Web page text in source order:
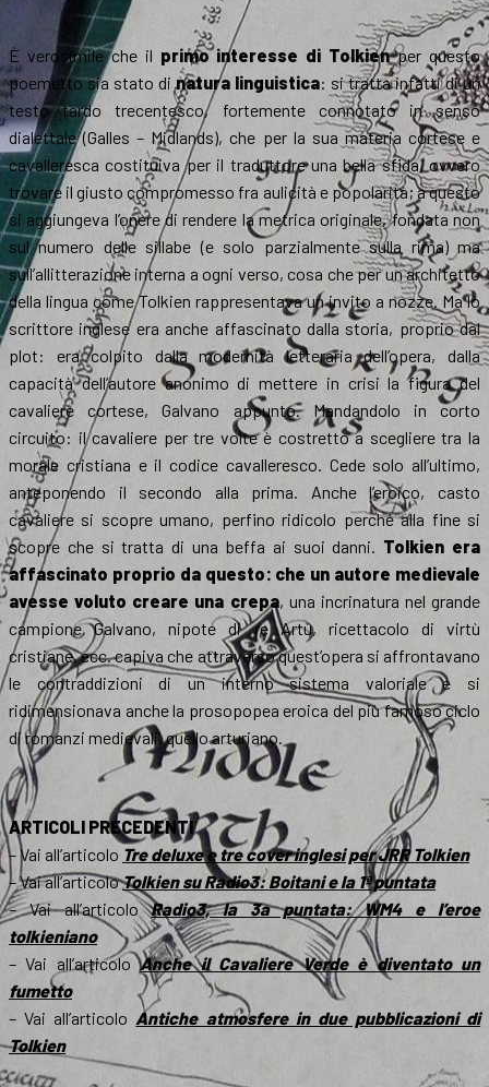
È verosimile che il primo interesse di Tolkienper questo
poemetto sia stato dinatura linguistica: si tratta infatti di un
testo tardo trecentesco, fortemente connotato in senso
dialettale (Galles – Midlands), che per la sua materia cortese e
cavalleresca costituiva per il traduttore una bella sfida, ovvero
trovare il giusto compromesso fra aulicità e popolarità; a questo
si aggiungeva l’onere di rendere la metrica originale, fondata non
sul numero delle sillabe (e solo parzialmente sulla rima) ma
sull’allitterazione interna a ogni verso, cosa che per un architetto
della lingua come Tolkien rappresentava un invito a nozze. Ma lo
scrittore inglese era anche affascinato dalla storia, proprio dal
plot: era colpito dalla modernità letteraria dell’opera, dalla
capacità dell’autore anonimo di mettere in crisi la figura del
cavaliere cortese, Galvano appunto. Mandandolo in corto
circuito: il cavaliere per tre volte è costretto a scegliere tra la
morale cristiana e il codice cavalleresco. Cede solo all’ultimo,
anteponendo il secondo alla prima. Anche l’eroico, casto
cavaliere si scopre umano, perfino ridicolo perché alla fine si
scopre che si tratta di una beffa ai suoi danni. Tolkien era
affascinato proprio da questo: che un autore medievale
avesse voluto creare una crepa, una incrinatura nel grande
campione Galvano, nipote di re Artù, ricettacolo di virtù
cristiane, ecc. capiva che attraverso quest’opera si affrontavano
le contraddizioni di un interno sistema valoriale e si
ridimensionava anche la prosopopea eroica del più famoso ciclo
di romanzi medievali, quello arturiano.
ARTICOLI PRECEDENTI
– Vai all’articolo Tre deluxe e tre cover inglesi per JRR Tolkien
– Vai all’articoloTolkien su Radio3: Boitani e la 1ª puntata
– Vai all’articoloRadio3, la 3a puntata: WM4 e l’eroe
tolkieniano
– Vai all’articoloAnche il Cavaliere Verde è diventato un
fumetto
– Vai all’articolo Antiche atmosfere in due pubblicazioni di
Tolkien